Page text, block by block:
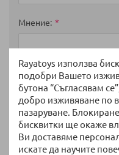
Rayatoys използва
подобри Вашето
бутона “Съгласявам
добро изживяване по
пазаруване.
бисквитки ще окаже
Ви доставяме
искате да научите
Мнение